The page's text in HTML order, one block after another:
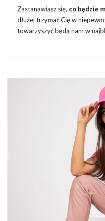
Zastanawiasz się, co będzie
dłużej trzymać Cię w
towarzyszyć będą nam w
jesteś na to gotowa, bo dużo
Najmodniejsze
będze mdne w
Chyba każda kobieta
konkretnych odcieni. Jedne
czarnym, inne wybierają